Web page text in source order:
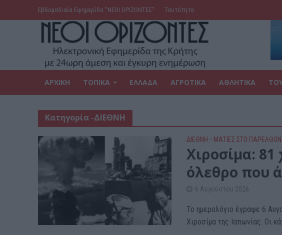
Εβδομαδιαία Εφημερίδα ‘’ΝΕΟΙ ΟΡΙΖΟΝΤΕΣ’’ Ταυτότητα
ΑΡΧΙΚΗ ΤΟΠΙΚΑ ΕΛΛΑΔΑ ΑΓΡΟΤΙΚΑ ΑΘΛΗΤΙΚΑ
Κατηγορία -ΔΙΕΘΝΗ
ΔΙΕΘΝΗ • ΜΑΤΙΕΣ ΣΤΟ ΠΑΡΕΛΘΟΝ
Χιροσίμα:
όλεθρο που
6 Αυγούστου 2026
Το ημερολόγιο έγραφε 6
Χιροσίμα της Ιαπωνίας. Οι